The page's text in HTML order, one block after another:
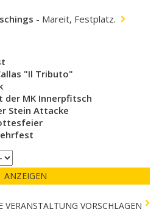
- Mareit, Festplatz.
"Il Tributo"
der MK Innerpfitsch
Stein Attacke
ANZEIGEN
VERANSTALTUNG VORSCHLAGEN